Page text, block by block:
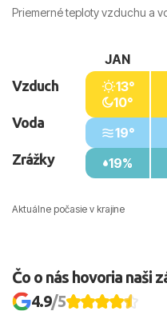
Priemerné teploty vzduchu a
Aktuálne počasie v krajine
Vzduch
Voda
Zrážky
JAN
13°
10°
19°
19%
Čo o nás hovoria naši
4.9/5